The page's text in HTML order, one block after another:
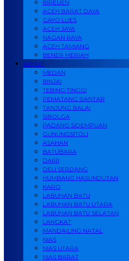
BIREUEN
ACEH BARAT DAYA
GAYO LUES
ACEH JAYA
NAGAN RAYA
ACEH TAMIANG
BENER MERIAH
SUMUT
MEDAN
BINJAI
TEBING TINGGI
PEMATANG SIANTAR
TANJUNG BALAI
SIBOLGA
PADANG SIDEMPUAN
GUNUNGSITOLI
ASAHAN
BATUBARA
DAIRI
DELI SERDANG
HUMBANG HASUNDUTAN
KARO
LABUHAN BATU
LABUHAN BATU UTARA
LABUHAN BATU SELATAN
LANGKAT
MANDAILING NATAL
NIAS
NIAS UTARA
NIAS BARAT